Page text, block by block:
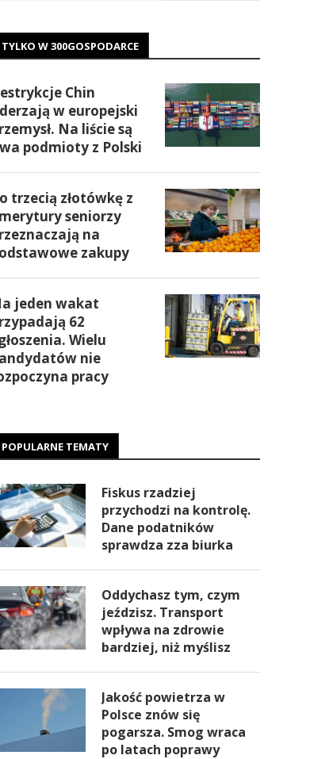
TYLKO W 300GOSPODARCE
Chin
w europejski
Na liście są
podmioty z Polski
trzecią złotówkę z
seniorzy
na
zakupy
jeden wakat
62
Wielu
nie
pracy
POPULARNE TEMATY
Fiskus rzadziej
przychodzi na kontrolę.
Dane podatników
sprawdza zza biurka
Oddychasz tym, czym
jeździsz. Transport
wpływa na zdrowie
bardziej, niż myślisz
Jakość powietrza w
Polsce znów się
pogarsza. Smog wraca
po latach poprawy